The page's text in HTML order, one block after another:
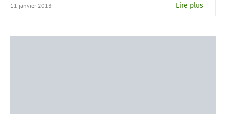
11 janvier 2018 Lire plus